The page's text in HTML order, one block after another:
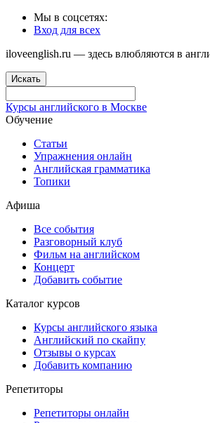
Мы в соцсетях:
Вход для всех
iloveenglish.ru — здесь влюбляются в
Искать
Курсы английского в Москве
Обучение
Статьи
Упражнения онлайн
Английская грамматика
Топики
Афиша
Все события
Разговорный клуб
Фильм на английском
Концерт
Добавить событие
Каталог курсов
Курсы английского языка
Английский по скайпу
Отзывы о курсах
Добавить компанию
Репетиторы
Репетиторы онлайн